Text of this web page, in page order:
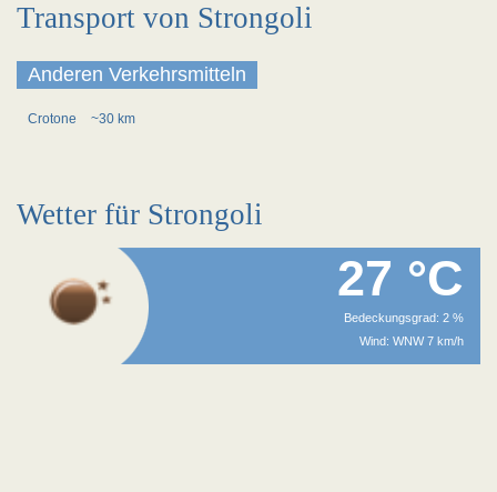
Transport von Strongoli
Anderen Verkehrsmitteln
Crotone ~30 km
Wetter für Strongoli
27 °C
Bedeckungsgrad: 2 %
Wind: WNW 7 km/h